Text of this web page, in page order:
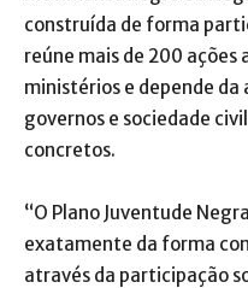
construída de forma
reúne mais de 200
ministérios e depende
governos e sociedade
concretos.
“O Plano Juventude
exatamente da forma
através da participação